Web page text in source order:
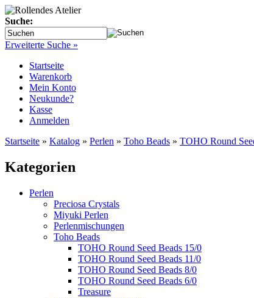
Suche:
Erweiterte Suche »
Startseite
Warenkorb
Mein Konto
Neukunde?
Kasse
Anmelden
Startseite » Katalog » Perlen » Toho Beads » TOHO Round
Kategorien
Perlen
Preciosa Crystals
Miyuki Perlen
Perlenmischungen
Toho Beads
TOHO Round Seed Beads 15/0
TOHO Round Seed Beads 11/0
TOHO Round Seed Beads 8/0
TOHO Round Seed Beads 6/0
Treasure